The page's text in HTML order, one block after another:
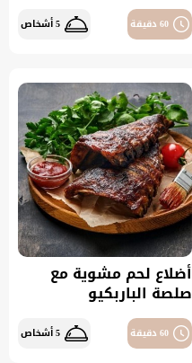
60 دقيقة 5 أشخاص
أضلاع لحم مشوية مع
صلصة الباربكيو
60 دقيقة 5 أشخاص